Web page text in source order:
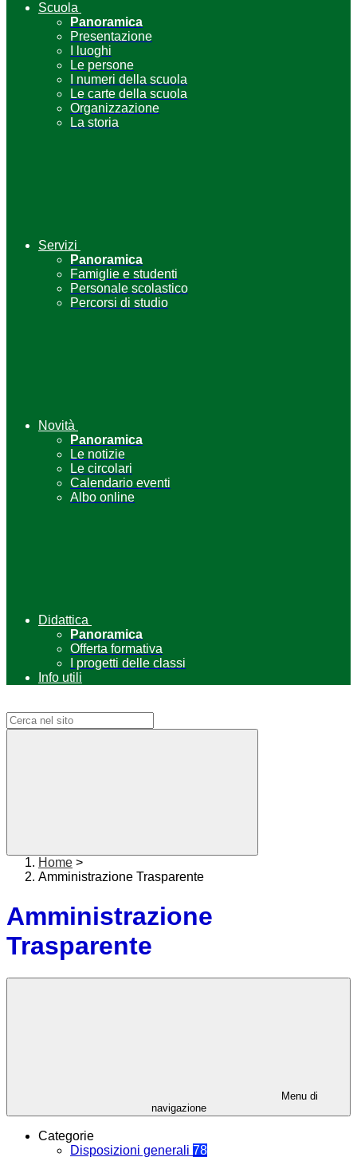
Scuola
Panoramica
Presentazione
I luoghi
Le persone
I numeri della scuola
Le carte della scuola
Organizzazione
La storia
Servizi
Panoramica
Famiglie e studenti
Personale scolastico
Percorsi di studio
Novità
Panoramica
Le notizie
Le circolari
Calendario eventi
Albo online
Didattica
Panoramica
Offerta formativa
I progetti delle classi
Info utili
Home >
Amministrazione Trasparente
Amministrazione
Trasparente
Menu di
navigazione
Categorie
Disposizioni generali 78